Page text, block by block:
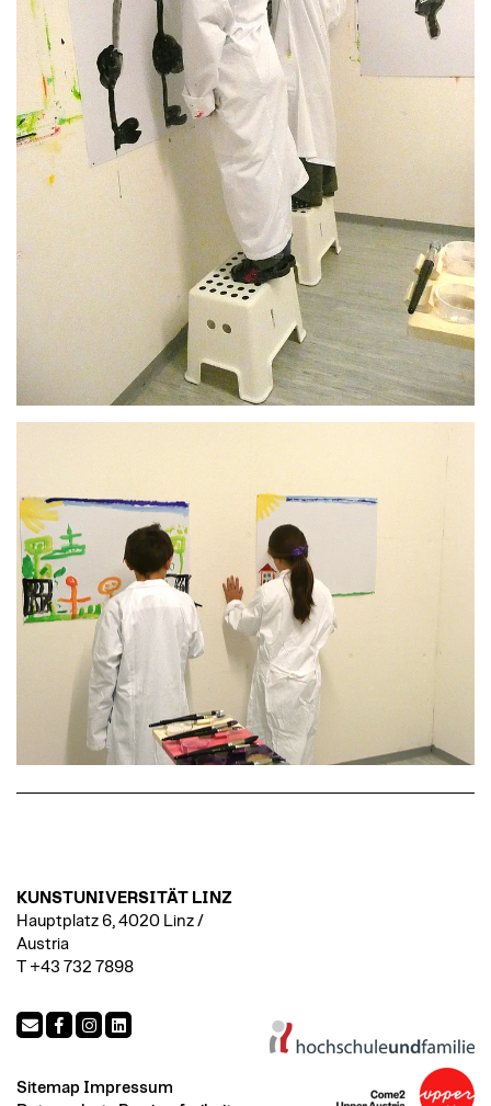
KUNSTUNIVERSITÄT LINZ
Hauptplatz 6, 4020 Linz /
Austria
T +43 732 7898
Sitemap Impressum